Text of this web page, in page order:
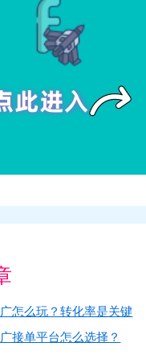
怎么玩？转化率是关键
接单平台怎么选择？